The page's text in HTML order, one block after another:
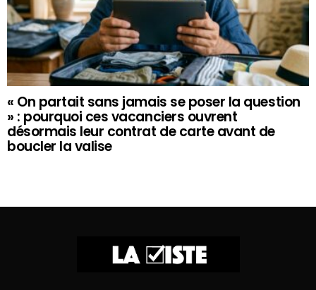
« On partait sans jamais se poser la question
» : pourquoi ces vacanciers ouvrent
désormais leur contrat de carte avant de
boucler la valise